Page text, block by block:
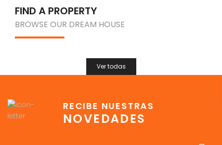
FIND A PROPERTY
BROWSE OUR DREAM HOUSE
Ver todas
RECIBE NUESTRAS
NOVEDADES